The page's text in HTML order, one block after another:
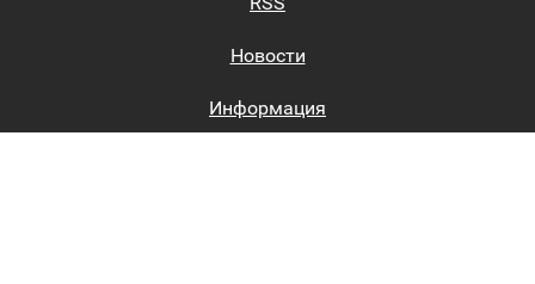
Новости
Информация